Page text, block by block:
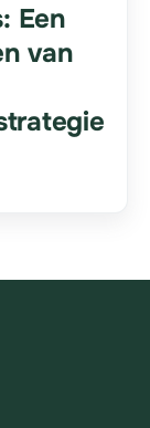
Een
van